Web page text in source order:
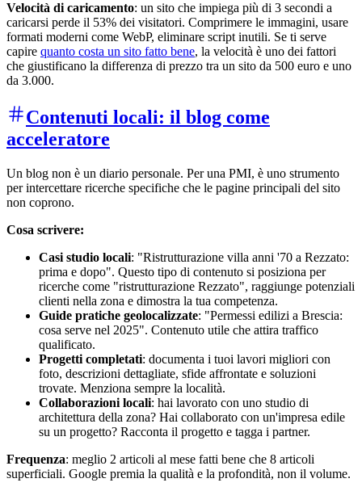
Velocità di caricamento: un sito che impiega più di 3 secondi a
caricarsi perde il 53% dei visitatori. Comprimere le immagini, usare
formati moderni come WebP, eliminare script inutili. Se ti serve
capire quanto costa un sito fatto bene, la velocità è uno dei fattori
che giustificano la differenza di prezzo tra un sito da 500 euro e uno
da 3.000.
Contenuti locali: il blog come
acceleratore
Un blog non è un diario personale. Per una PMI, è uno strumento
per intercettare ricerche specifiche che le pagine principali del sito
non coprono.
Cosa scrivere:
Casi studio locali: "Ristrutturazione villa anni '70 a Rezzato:
prima e dopo". Questo tipo di contenuto si posiziona per
ricerche come "ristrutturazione Rezzato", raggiunge potenziali
clienti nella zona e dimostra la tua competenza.
Guide pratiche geolocalizzate: "Permessi edilizi a Brescia:
cosa serve nel 2025". Contenuto utile che attira traffico
qualificato.
Progetti completati: documenta i tuoi lavori migliori con
foto, descrizioni dettagliate, sfide affrontate e soluzioni
trovate. Menziona sempre la località.
Collaborazioni locali: hai lavorato con uno studio di
architettura della zona? Hai collaborato con un'impresa edile
su un progetto? Racconta il progetto e tagga i partner.
Frequenza: meglio 2 articoli al mese fatti bene che 8 articoli
superficiali. Google premia la qualità e la profondità, non il volume.